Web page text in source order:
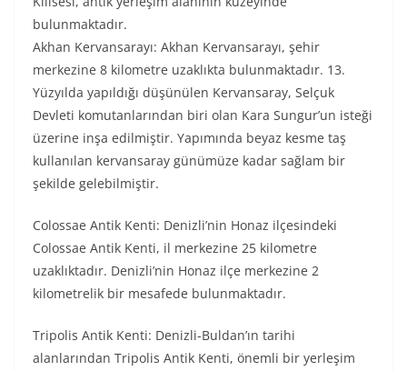
bulunmaktadır.
Akhan Kervansarayı: Akhan Kervansarayı, şehir
merkezine 8 kilometre uzaklıkta bulunmaktadır. 13.
Yüzyılda yapıldığı düşünülen Kervansaray, Selçuk
Devleti komutanlarından biri olan Kara Sungur’un isteği
üzerine inşa edilmiştir. Yapımında beyaz kesme taş
kullanılan kervansaray günümüze kadar sağlam bir
şekilde gelebilmiştir.
Colossae Antik Kenti: Denizli’nin Honaz ilçesindeki
Colossae Antik Kenti, il merkezine 25 kilometre
uzaklıktadır. Denizli’nin Honaz ilçe merkezine 2
kilometrelik bir mesafede bulunmaktadır.
Tripolis Antik Kenti: Denizli-Buldan’ın tarihi
alanlarından Tripolis Antik Kenti, önemli bir yerleşim